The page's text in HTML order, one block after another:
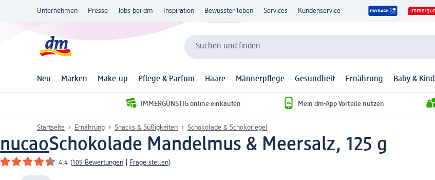
Unternehmen Presse Jobs bei dm Inspiration Bewusster leben Services Kundenservice
Suchen und finden
Neu Marken Make-up Pflege & Parfum Haare Männerpflege Gesundheit Ernährung Baby & Kind
IMMERGÜNSTIG online einkaufen Mein dm-App Vorteile nutzen
Startseite Ernährung Snacks & Süßigkeiten Schokolade & Schokoriegel
nucaoSchokolade Mandelmus & Meersalz, 125 g
4.4 (105 Bewertungen Frage stellen)